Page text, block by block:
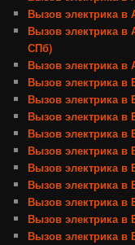
Вызов электрика в
Вызов электрика в
СПб)
Вызов электрика в
Вызов электрика
Вызов электрика в
Вызов электрика в
Вызов электрика
Вызов электрика в
Вызов электрика в
Вызов электрика в
Вызов электрика в
Вызов электрика в
Вызов электрика